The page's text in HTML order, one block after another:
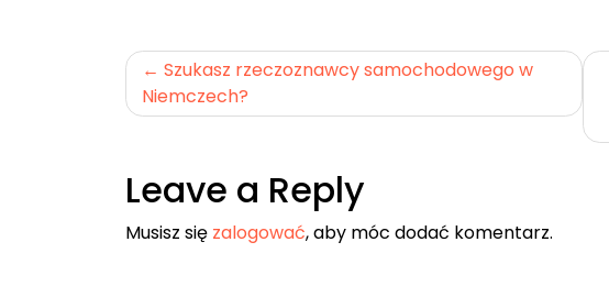
Nawigacja
wpisu
Szukasz rzeczoznawcy samochodowego w
Niemczech?
Leave a Reply
Musisz się zalogować, aby móc dodać komentarz.